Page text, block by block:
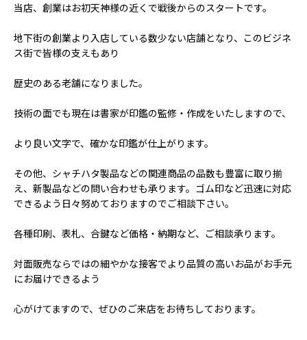
当店、創業はお初天神様の近くで戦後からのスタートです。
地下街の創業より入店している数少ない店舗となり、このビジネ
ス街で皆様の支えもあり
歴史のある老舗になりました。
技術の面でも現在は書家が印鑑の監修・作成をいたしますので、
より良い文字で、確かな印鑑が仕上がります。
その他、シャチハタ製品などの関連商品の品数も豊富に取り揃
え、新製品などの問い合わせも承ります。ゴム印など迅速に対応
できるよう日々努めておりますのでご相談下さい。
各種印刷、表札、合鍵など価格・納期など、ご相談承ります。
対面販売ならではの細やかな接客でより品質の高いお品がお手元
にお届けできるよう
心がけてますので、ぜひのご来店をお待ちしております。